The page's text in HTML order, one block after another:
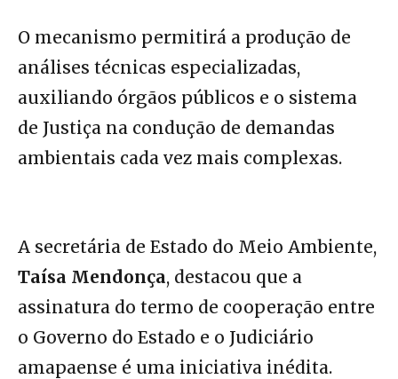
O mecanismo permitirá a produção de
análises técnicas especializadas,
auxiliando órgãos públicos e o sistema
de Justiça na condução de demandas
ambientais cada vez mais complexas.
A secretária de Estado do Meio Ambiente,
Taísa Mendonça, destacou que a
assinatura do termo de cooperação entre
o Governo do Estado e o Judiciário
amapaense é uma iniciativa inédita.